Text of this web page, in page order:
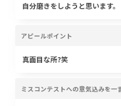
自分磨きをしようと思います。
アピールポイント
真面目な所?笑
ミスコンテストへの意気込みを一